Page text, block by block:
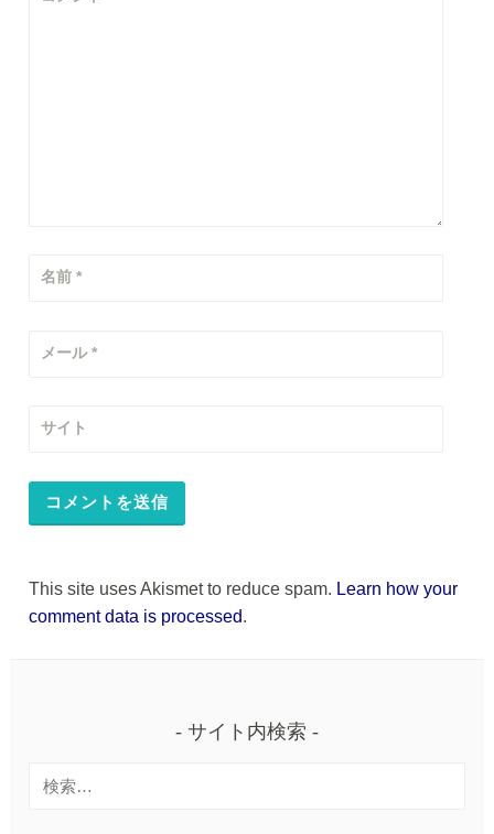
名前*
メール*
サイト
This site uses Akismet to reduce spam. Learn how your
comment data is processed.
サイト内検索
検